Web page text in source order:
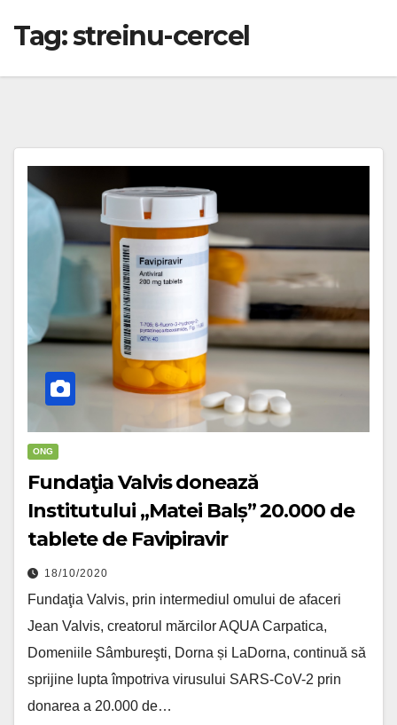
Tag:streinu-cercel
ONG
Fundaţia Valvis donează
Institutului „Matei Balș” 20.000 de
tablete de Favipiravir
18/10/2020
Fundaţia Valvis, prin intermediul omului de afaceri
Jean Valvis, creatorul mărcilor AQUA Carpatica,
Domeniile Sâmbureşti, Dorna și LaDorna, continuă să
sprijine lupta împotriva virusului SARS-CoV-2 prin
donarea a 20.000 de…